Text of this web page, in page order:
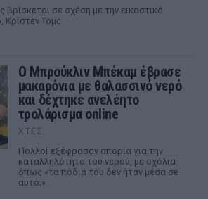
βρίσκεται σε σχέση με την εικαστικό
Κρίστεν Τομς
Ο Μπρούκλιν Μπέκαμ έβρασε
μακαρόνια με θαλασσινό νερό
και δέχτηκε ανελέητο
τρολάρισμα online
ΧΤΕΣ
Πολλοί εξέφρασαν απορία για την
καταλληλότητα του νερού, με σχόλια
όπως «τα πόδια του δεν ήταν μέσα σε
αυτό;»